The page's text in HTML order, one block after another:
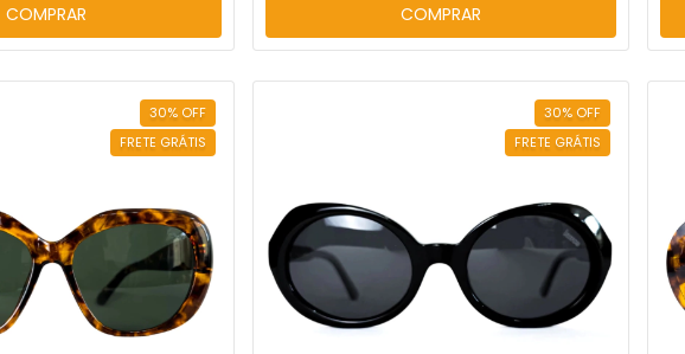
COMPRAR COMPRAR
30% OFF
FRETE GRÁTIS
30% OFF
FRETE GRÁTIS